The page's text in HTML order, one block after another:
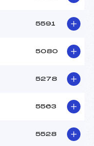
5591
5080
5278
5563
5528